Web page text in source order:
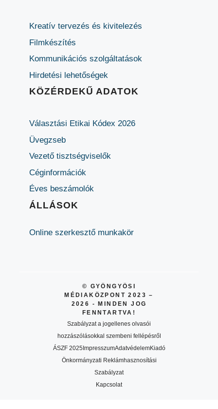
Kreatív tervezés és kivitelezés
Filmkészítés
Kommunikációs szolgáltatások
Hirdetési lehetőségek
KÖZÉRDEKŰ ADATOK
Választási Etikai Kódex 2026
Üvegzseb
Vezető tisztségviselők
Céginformációk
Éves beszámolók
ÁLLÁSOK
Online szerkesztő munkakör
© GYÖNGYÖSI
MÉDIAKÖZPONT 2023 –
2026 - MINDEN JOG
FENNTARTVA!
Szabályzat a jogellenes olvasói
hozzászólásokkal szembeni fellépésről
ÁSZF 2025ImpresszumAdatvédelemKiadó
Önkormányzati Reklámhasznosítási
Szabályzat
Kapcsolat